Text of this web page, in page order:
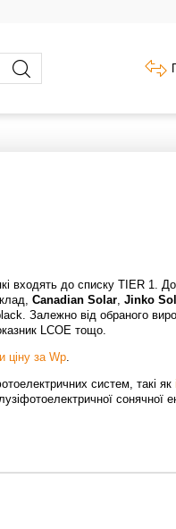
входять до списку TIER 1.
Canadian Solar, Jinko
Залежно від обраного
LCOE тощо.
ціну за Wp.
систем, такі як
сонячної